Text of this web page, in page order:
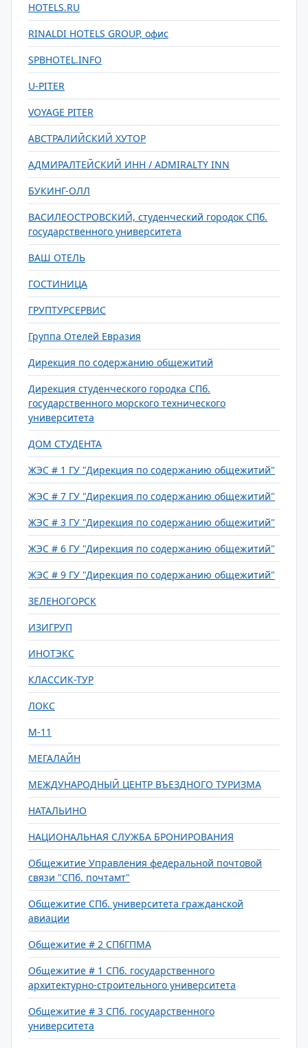
HOTELS.RU
RINALDI HOTELS GROUP, офис
SPBHOTEL.INFO
U-PITER
VOYAGE PITER
АВСТРАЛИЙСКИЙ ХУТОР
АДМИРАЛТЕЙСКИЙ ИНН / ADMIRALTY INN
БУКИНГ-ОЛЛ
ВАСИЛЕОСТРОВСКИЙ, студенческий городок СПб.
государственного университета
ВАШ ОТЕЛЬ
ГОСТИНИЦА
ГРУПТУРСЕРВИС
Группа Отелей Евразия
Дирекция по содержанию общежитий
Дирекция студенческого городка СПб.
государственного морского технического
университета
ДОМ СТУДЕНТА
ЖЭС # 1 ГУ "Дирекция по содержанию общежитий"
ЖЭС # 7 ГУ "Дирекция по содержанию общежитий"
ЖЭС # 3 ГУ "Дирекция по содержанию общежитий"
ЖЭС # 6 ГУ "Дирекция по содержанию общежитий"
ЖЭС # 9 ГУ "Дирекция по содержанию общежитий"
ЗЕЛЕНОГОРСК
ИЗИГРУП
ИНОТЭКС
КЛАССИК-ТУР
ЛОКС
М-11
МЕГАЛАЙН
МЕЖДУНАРОДНЫЙ ЦЕНТР ВЪЕЗДНОГО ТУРИЗМА
НАТАЛЬИНО
НАЦИОНАЛЬНАЯ СЛУЖБА БРОНИРОВАНИЯ
Общежитие Управления федеральной почтовой
связи "СПб. почтамт"
Общежитие СПб. университета гражданской
авиации
Общежитие # 2 СПбГПМА
Общежитие # 1 СПб. государственного
архитектурно-строительного университета
Общежитие # 3 СПб. государственного
университета